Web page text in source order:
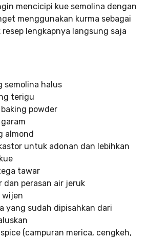
mencicipi kue semolina dengan
menggunakan kurma sebagai
lengkapnya langsung saja
semolina halus
terigu
powder
almond
untuk adonan dan lebihkan
tawar
dan perasan air jeruk
wijen
yang sudah dipisahkan dari
(campuran merica, cengkeh,